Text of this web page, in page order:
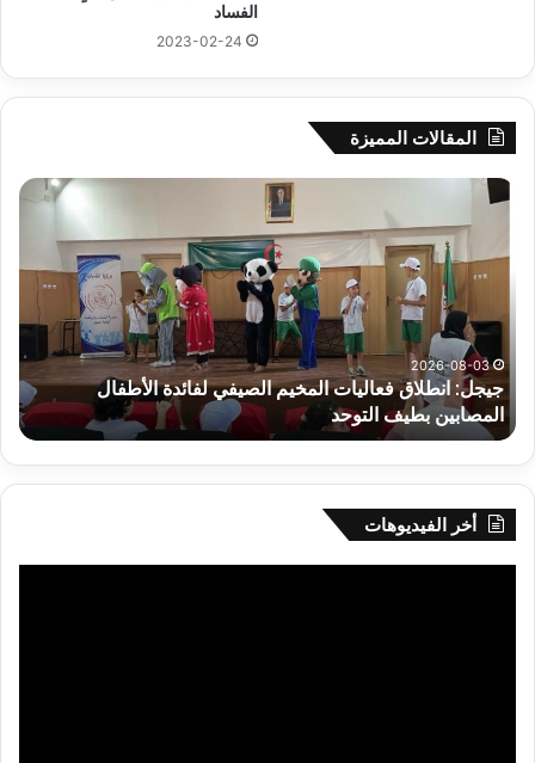
الفساد
2023-02-24
المقالات المميزة
جيجل:
المخيم
لفائدة
الأطفال
المصابين
بطيف
التوحد
2026-08-03
جيجل: انطلاق فعاليات المخيم الصيفي لفائدة الأطفال
المصابين بطيف التوحد
أخر الفيديوهات